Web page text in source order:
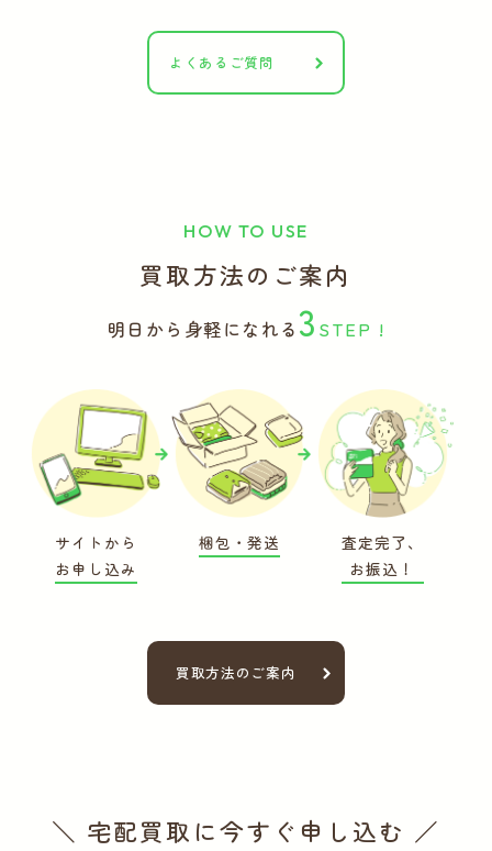
よくあるご質問
HOW TO USE
買取方法のご案内
明日から身軽になれる 3 STEP !
サイトから
お申し込み
梱包・発送
査定完了、
お振込！
買取方法のご案内
＼ 宅配買取に今すぐ申し込む ／